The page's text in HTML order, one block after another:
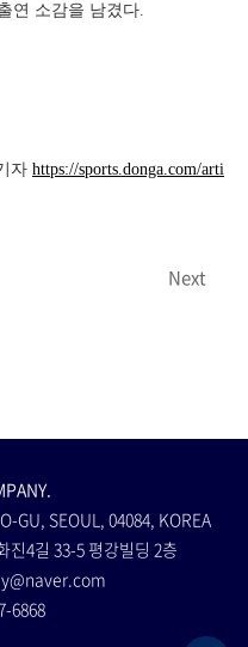
연 소감을 남겼다.
자 https://sports.donga.com/arti
Next
GU, SEOUL, 04084, KOREA
진4길 33-5 평강빌딩 2층
6868